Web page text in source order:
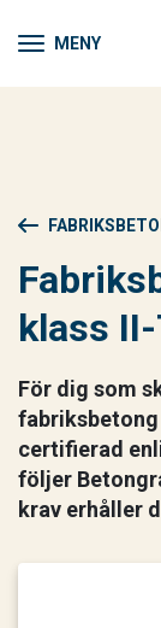
MENY
klass
För dig som
fabriksbetong
certifierad
följer
krav erhåller